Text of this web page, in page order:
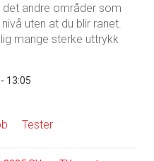
andre områder som
uten at du blir ranet.
mange sterke uttrykk
13:05
Tester